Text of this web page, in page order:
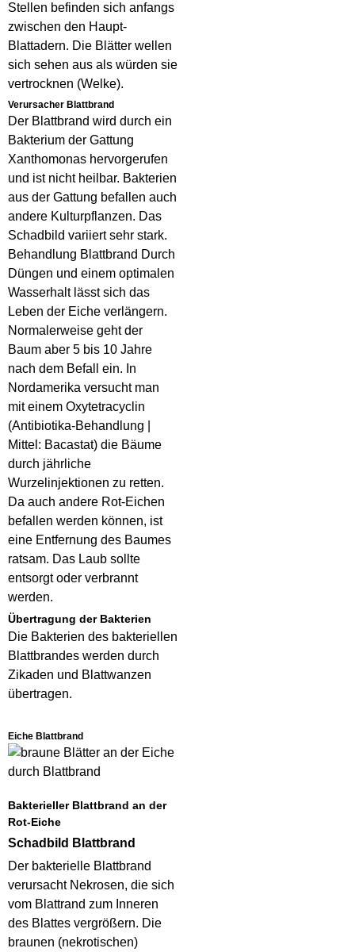
Stellen befinden sich anfangs
zwischen den Haupt-
Blattadern. Die Blätter wellen
sich sehen aus als würden sie
vertrocknen (Welke).
Verursacher Blattbrand
Der Blattbrand wird durch ein
Bakterium der Gattung
Xanthomonas hervorgerufen
und ist nicht heilbar. Bakterien
aus der Gattung befallen auch
andere Kulturpflanzen. Das
Schadbild variiert sehr stark.
Behandlung Blattbrand Durch
Düngen und einem optimalen
Wasserhalt lässt sich das
Leben der Eiche verlängern.
Normalerweise geht der
Baum aber 5 bis 10 Jahre
nach dem Befall ein. In
Nordamerika versucht man
mit einem Oxytetracyclin
(Antibiotika-Behandlung |
Mittel: Bacastat) die Bäume
durch jährliche
Wurzelinjektionen zu retten.
Da auch andere Rot-Eichen
befallen werden können, ist
eine Entfernung des Baumes
ratsam. Das Laub sollte
entsorgt oder verbrannt
werden.
Übertragung der Bakterien
Die Bakterien des bakteriellen
Blattbrandes werden durch
Zikaden und Blattwanzen
übertragen.
Eiche Blattbrand
Bakterieller Blattbrand an der
Rot-Eiche
Schadbild Blattbrand
Der bakterielle Blattbrand
verursacht Nekrosen, die sich
vom Blattrand zum Inneren
des Blattes vergrößern. Die
braunen (nekrotischen)